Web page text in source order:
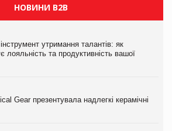
НОВИНИ B2B
утримання талантів: як
лояльність та продуктивність вашої
Gear презентувала надлегкі керамічні